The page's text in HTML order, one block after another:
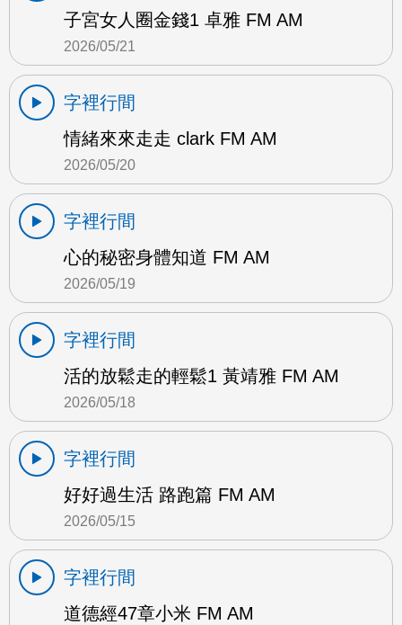
子宮女人圈金錢1 卓雅 FM AM
2026/05/21
字裡行間
情緒來來走走 clark FM AM
2026/05/20
字裡行間
心的秘密身體知道 FM AM
2026/05/19
字裡行間
活的放鬆走的輕鬆1 黃靖雅 FM AM
2026/05/18
字裡行間
好好過生活 路跑篇 FM AM
2026/05/15
字裡行間
道德經47章小米 FM AM